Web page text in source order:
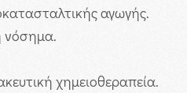
αγωγής.
νόσημα.
χημειοθεραπεία.